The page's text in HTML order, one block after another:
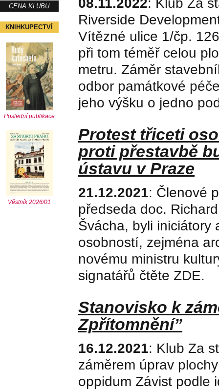
CENA KLUBU
KNIHKUPECTVÍ
Poslední publikace
Věstník 2026/01
08.11.2022: Klub Za
Riverside
Vítězné ulice 1/čp.
při tom téměř celou
metru. Záměr
odbor památkové
jeho výšku o jedno
Protest třiceti
proti přestavbě
ústavu v Praze
21.12.2021: Členové
předseda doc.
Švácha, byli iniciátory
osobností, zejména
novému ministru
signatářů čtěte ZDE.
Stanovisko k
Zpřítomnění”
16.12.2021: Klub Za
záměrem úprav
oppidum Závist podle